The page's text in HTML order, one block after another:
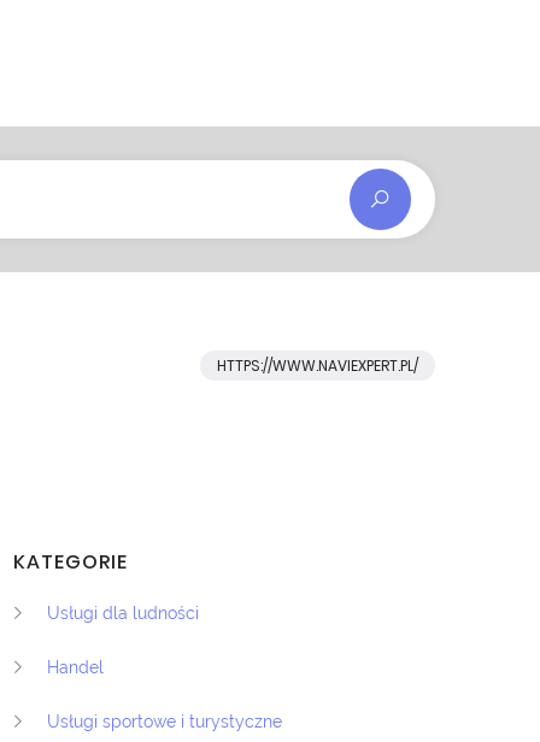
HTTPS://WWW.NAVIEXPERT.PL/
KATEGORIE
Usługi dla ludności
Handel
Usługi sportowe i turystyczne